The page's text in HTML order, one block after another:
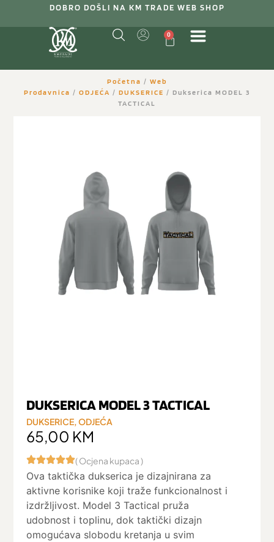
DOBRO DOŠLI NA KM TRADE WEB SHOP
0
Početna / Web
Prodavnica / ODJEĆA / DUKSERICE / Dukserica MODEL 3
TACTICAL
DUKSERICA MODEL 3 TACTICAL
DUKSERICE,ODJEĆA
65,00 KM
( Ocjena kupaca )
Ova taktička dukserica je dizajnirana za
aktivne korisnike koji traže funkcionalnost i
izdržljivost. Model 3 Tactical pruža
udobnost i toplinu, dok taktički dizajn
omogućava slobodu kretanja u svim